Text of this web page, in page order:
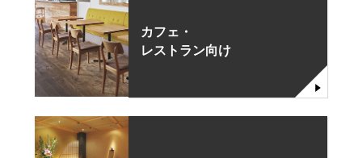
カフェ・
レストラン向け